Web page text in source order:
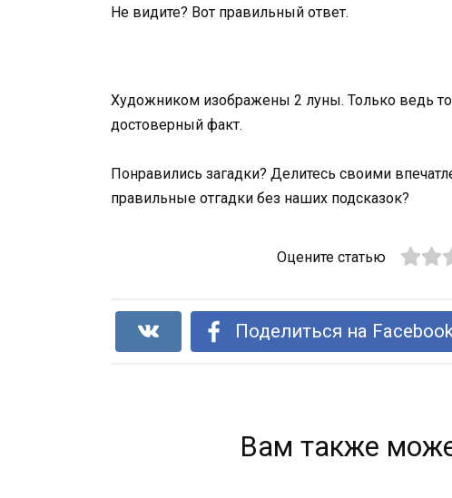
Не видите? Вот правильный ответ.
Художником изображены 2 луны. Только ведь
достоверный факт.
Понравились загадки? Делитесь своими
правильные отгадки без наших подсказок?
Оцените статью
Поделиться на
Вам также